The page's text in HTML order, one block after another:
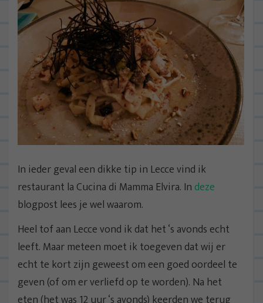
In ieder geval een dikke tip in Lecce vind ik
restaurant la Cucina di Mamma Elvira. In deze
blogpost lees je wel waarom.
Heel tof aan Lecce vond ik dat het ‘s avonds echt
leeft. Maar meteen moet ik toegeven dat wij er
echt te kort zijn geweest om een goed oordeel te
geven (of om er verliefd op te worden). Na het